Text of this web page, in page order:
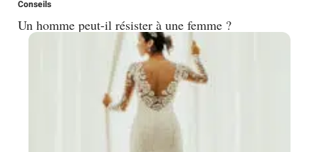
Conseils
Un homme peut-il résister à une femme ?